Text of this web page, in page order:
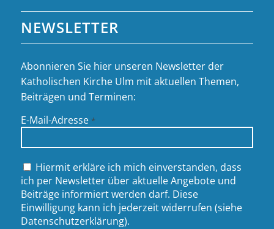
NEWSLETTER
Abonnieren Sie hier unseren Newsletter der
Katholischen Kirche Ulm mit aktuellen Themen,
Beiträgen und Terminen:
E-Mail-Adresse *
Hiermit erkläre ich mich einverstanden, dass
ich per Newsletter über aktuelle Angebote und
Beiträge informiert werden darf. Diese
Einwilligung kann ich jederzeit widerrufen (siehe
Datenschutzerklärung).